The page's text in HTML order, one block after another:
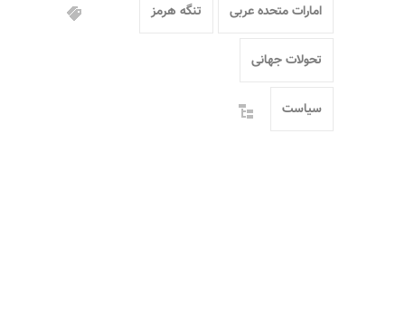
امارات متحده عربی تنگه هرمز
تحولات جهانی
سیاست